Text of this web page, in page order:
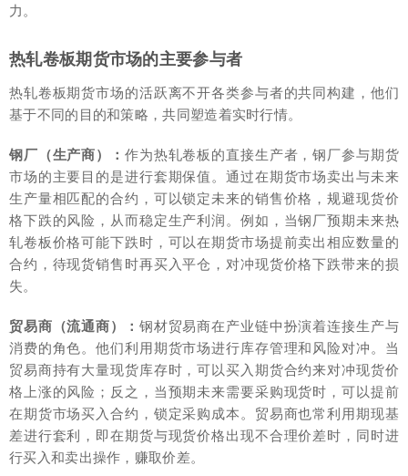
力。
热轧卷板期货市场的主要参与者
热轧卷板期货市场的活跃离不开各类参与者的共同构建，他们
基于不同的目的和策略，共同塑造着实时行情。
钢厂（生产商）： 作为热轧卷板的直接生产者，钢厂参与期货
市场的主要目的是进行套期保值。通过在期货市场卖出与未来
生产量相匹配的合约，可以锁定未来的销售价格，规避现货价
格下跌的风险，从而稳定生产利润。例如，当钢厂预期未来热
轧卷板价格可能下跌时，可以在期货市场提前卖出相应数量的
合约，待现货销售时再买入平仓，对冲现货价格下跌带来的损
失。
贸易商（流通商）： 钢材贸易商在产业链中扮演着连接生产与
消费的角色。他们利用期货市场进行库存管理和风险对冲。当
贸易商持有大量现货库存时，可以买入期货合约来对冲现货价
格上涨的风险；反之，当预期未来需要采购现货时，可以提前
在期货市场买入合约，锁定采购成本。贸易商也常利用期现基
差进行套利，即在期货与现货价格出现不合理价差时，同时进
行买入和卖出操作，赚取价差。